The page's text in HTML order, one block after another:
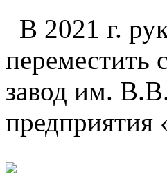
В 2021 г.
переместить
завод им.
предприятия